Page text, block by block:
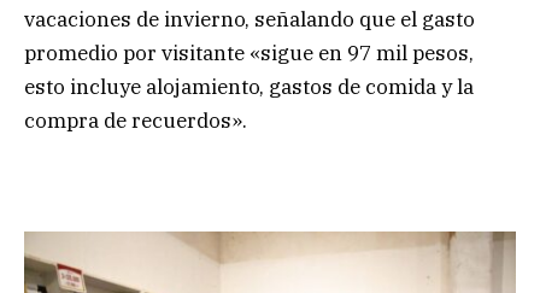
vacaciones de invierno, señalando que el gasto
promedio por visitante «sigue en 97 mil pesos,
esto incluye alojamiento, gastos de comida y la
compra de recuerdos».